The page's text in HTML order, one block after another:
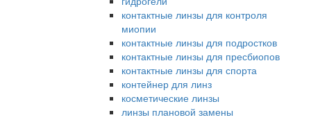
контактные линзы для контроля
миопии
контактные линзы для подростков
контактные линзы для пресбиопов
контактные линзы для спорта
контейнер для линз
косметические линзы
линзы плановой замены